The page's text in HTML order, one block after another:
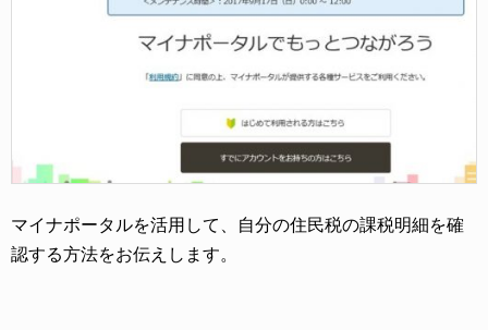
マイナポータルを活用して、自分の住民税の課税明細を確
認する方法をお伝えします。